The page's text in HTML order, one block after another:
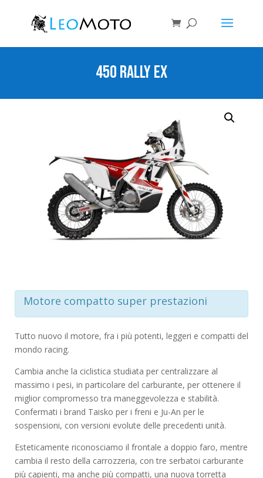
450 RALLY EX
Motore compatto super prestazioni
Tutto nuovo il motore, fra i più potenti, leggeri e compatti del
mondo racing.
Cambia anche la ciclistica studiata per centralizzare al
massimo i pesi, in particolare del carburante, per ottenere il
miglior compromesso tra maneggevolezza e stabilità.
Confermati i brand Taisko per i freni e Ju-An per le
sospensioni, con versioni evolute delle precedenti unità.
Esteticamente riconosciamo il frontale a doppio faro, mentre
cambia il resto della carrozzeria, con tre serbatoi carburante
più capienti, ma anche più compatti, una nuova torretta